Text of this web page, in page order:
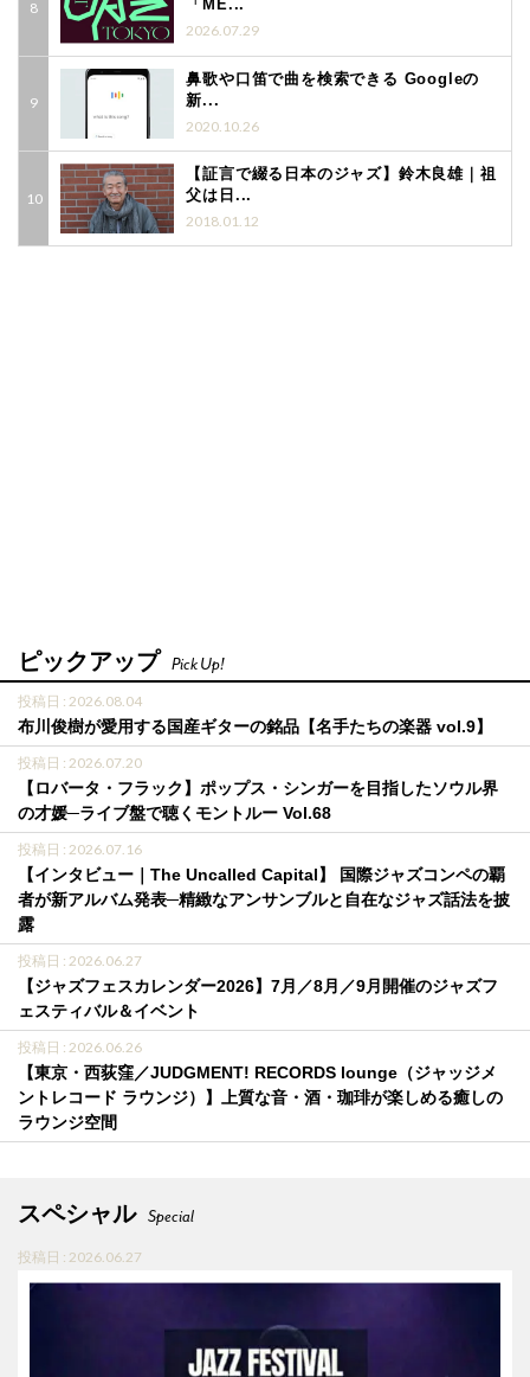
「ME...
2026.07.29
鼻歌や口笛で曲を検索できる Googleの
新...
2020.10.26
【証言で綴る日本のジャズ】鈴木良雄｜祖
父は日...
2018.01.12
ピックアップ Pick Up!
投稿日 : 2026.08.04
布川俊樹が愛用する国産ギターの銘品【名手たちの楽器 vol.9】
投稿日 : 2026.07.20
【ロバータ・フラック】ポップス・シンガーを目指したソウル界
の才媛─ライブ盤で聴くモントルー Vol.68
投稿日 : 2026.07.16
【インタビュー｜The Uncalled Capital】 国際ジャズコンペの覇
者が新アルバム発表─精緻なアンサンブルと自在なジャズ話法を披
露
投稿日 : 2026.06.27
【ジャズフェスカレンダー2026】7月／8月／9月開催のジャズフ
ェスティバル＆イベント
投稿日 : 2026.06.26
【東京・西荻窪／JUDGMENT! RECORDS lounge（ジャッジメ
ントレコード ラウンジ）】上質な音・酒・珈琲が楽しめる癒しの
ラウンジ空間
スペシャル Special
投稿日 : 2026.06.27